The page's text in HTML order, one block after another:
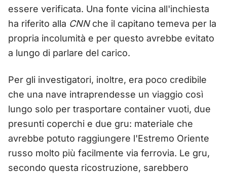
essere verificata. Una fonte vicina all'inchiesta
ha riferito alla CNNche il capitano temeva per la
propria incolumità e per questo avrebbe evitato
a lungo di parlare del carico.
Per gli investigatori, inoltre, era poco credibile
che una nave intraprendesse un viaggio così
lungo solo per trasportare container vuoti, due
presunti coperchi e due gru: materiale che
avrebbe potuto raggiungere l'Estremo Oriente
russo molto più facilmente via ferrovia. Le gru,
secondo questa ricostruzione, sarebbero